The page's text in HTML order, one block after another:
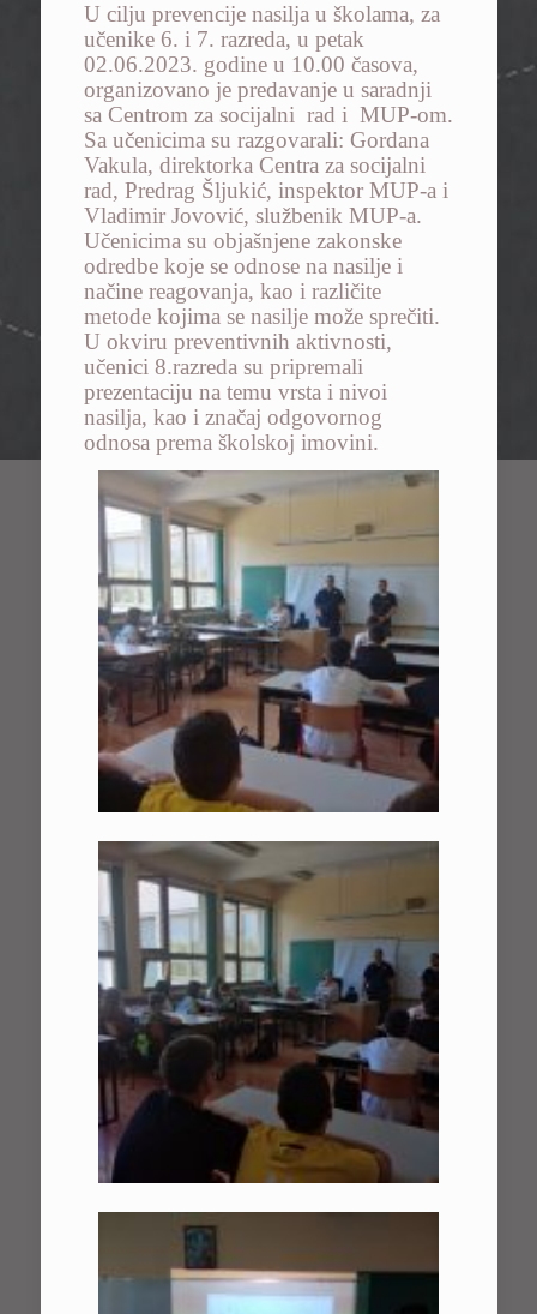
U cilju prevencije nasilja u školama, za
učenike 6. i 7. razreda, u petak
02.06.2023. godine u 10.00 časova,
organizovano je predavanje u saradnji
sa Centrom za socijalni rad i MUP-om.
Sa učenicima su razgovarali: Gordana
Vakula, direktorka Centra za socijalni
rad, Predrag Šljukić, inspektor MUP-a i
Vladimir Jovović, službenik MUP-a.
Učenicima su objašnjene zakonske
odredbe koje se odnose na nasilje i
načine reagovanja, kao i različite
metode kojima se nasilje može sprečiti.
U okviru preventivnih aktivnosti,
učenici 8.razreda su pripremali
prezentaciju na temu vrsta i nivoi
nasilja, kao i značaj odgovornog
odnosa prema školskoj imovini.